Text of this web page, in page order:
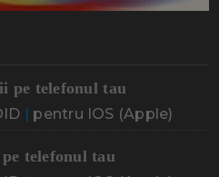
pe telefonul tau
| pentru IOS (Apple)
telefonul tau